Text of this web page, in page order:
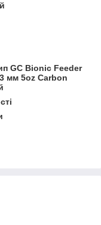
GC Bionic Feeder
мм 5oz Carbon